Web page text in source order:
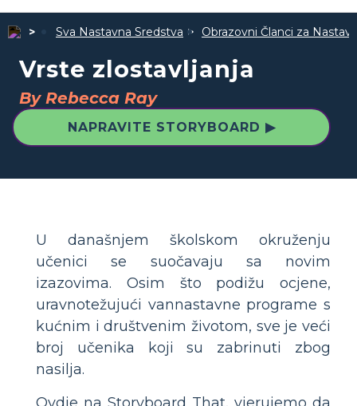
Sva Nastavna Sredstva Obrazovni Članci za
Vrste zlostavljanja
By Rebecca Ray
NAPRAVITE STORYBOARD ▶
U današnjem školskom okruženju
učenici se suočavaju sa novim
izazovima. Osim što podižu ocjene,
uravnotežujući vannastavne programe s
kućnim i društvenim životom, sve je veći
broj učenika koji su zabrinuti zbog
nasilja.